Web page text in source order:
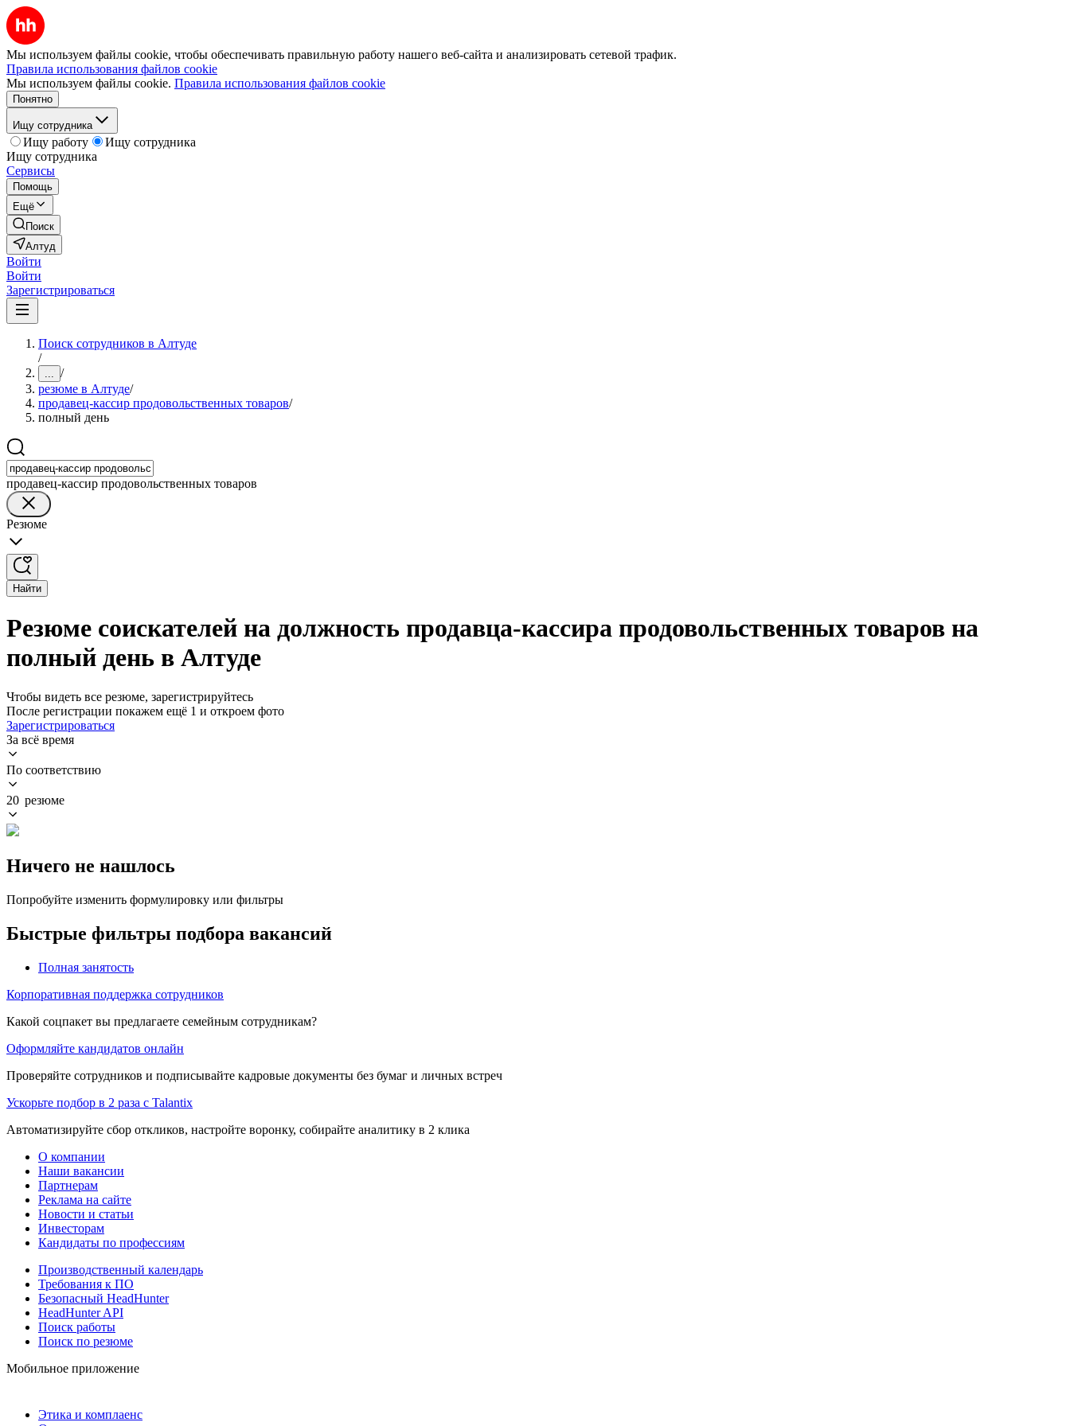
Мы используем файлы cookie, чтобы обеспечивать правильную работу нашего веб-сайта и анализировать сетевой трафик.
Правила использования файлов cookie
Мы используем файлы cookie. Правила использования файлов cookie
Понятно
Ищу сотрудника
Ищу работу
Ищу сотрудника
Ищу сотрудника
Сервисы
Помощь
Ещё
Поиск
Алтуд
Войти
Войти
Зарегистрироваться
Поиск сотрудников в Алтуде
/
... /
резюме в Алтуде/
продавец-кассир продовольственных товаров/
полный день
продавец-кассир продовольственных товаров
Резюме
Найти
Резюме соискателей на должность продавца-кассира продовольственных товаров на
полный день в Алтуде
Чтобы видеть все резюме, зарегистрируйтесь
После регистрации покажем ещё 1 и откроем фото
Зарегистрироваться
За всё время
По соответствию
20 резюме
Ничего не нашлось
Попробуйте изменить формулировку или фильтры
Быстрые фильтры подбора вакансий
Полная занятость
Корпоративная поддержка сотрудников
Какой соцпакет вы предлагаете семейным сотрудникам?
Оформляйте кандидатов онлайн
Проверяйте сотрудников и подписывайте кадровые документы без бумаг и личных встреч
Ускорьте подбор в 2 раза с Talantix
Автоматизируйте сбор откликов, настройте воронку, собирайте аналитику в 2 клика
О компании
Наши вакансии
Партнерам
Реклама на сайте
Новости и статьи
Инвесторам
Кандидаты по профессиям
Производственный календарь
Требования к ПО
Безопасный HeadHunter
HeadHunter API
Поиск работы
Поиск по резюме
Мобильное приложение
Этика и комплаенс